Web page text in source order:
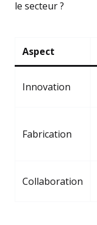
le secteur ?
Aspect
Innovation
Fabrication
Collaboration